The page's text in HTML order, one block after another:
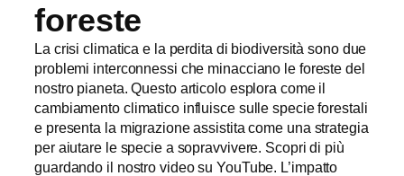
foreste
La crisi climatica e la perdita di biodiversità sono due
problemi interconnessi che minacciano le foreste del
nostro pianeta. Questo articolo esplora come il
cambiamento climatico influisce sulle specie forestali
e presenta la migrazione assistita come una strategia
per aiutare le specie a sopravvivere. Scopri di più
guardando il nostro video su YouTube. L’impatto